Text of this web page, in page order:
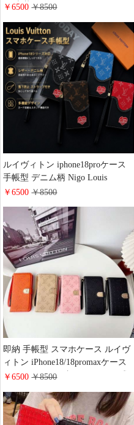
ス 本革 レザー エルメス アイフォ
ス 手帳型 財布一体 カード収納 高
級ブランド iphone 多機能ケース
メンズ レディース 人気 おしゃれ
￥6500￥8500
ルイヴィトン iphone18proケース
手帳型 デニム柄 Nigo Louis
Vuitton コラボ iPhone18/18promax
下防止 多機能 ハイブランド
iphone17/16/15ケース 手帳 大人 お
しゃれ
￥6500￥8500
即納 手帳型 スマホケース ルイヴ
ィトン iPhone18/18promaxケース
レザー エンボス加工 スライド式
iPhone17air/17e 二つ折り 手帳ケー
ス レディース カード収納 人気
￥6500￥8500